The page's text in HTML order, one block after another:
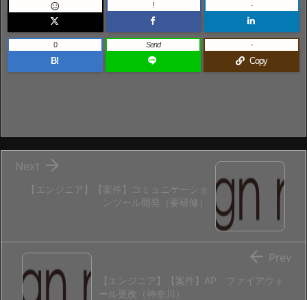
 ! -
B!
0 Send
Copy
-
【エンジニア】【案件】コミュニケーショ
ンツール開発（要研修）

Next
【エンジニア】【案件】AP、ファイアウォ
ール更改（神奈川）
 Prev